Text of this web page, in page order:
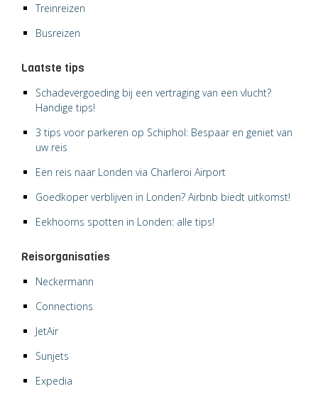
Treinreizen
Busreizen
Laatste tips
Schadevergoeding bij een vertraging van een vlucht?
Handige tips!
3 tips voor parkeren op Schiphol: Bespaar en geniet van
uw reis
Een reis naar Londen via Charleroi Airport
Goedkoper verblijven in Londen? Airbnb biedt uitkomst!
Eekhoorns spotten in Londen: alle tips!
Reisorganisaties
Neckermann
Connections
JetAir
Sunjets
Expedia